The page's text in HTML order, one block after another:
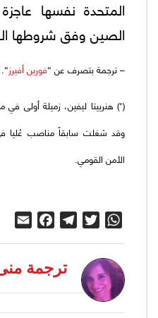
المتحدة نفسها
الصين وفق شروطها
– ترجمة بتصرف عن “فورين أفيرز“.
(*) هنرييتا ليفين، زميلة أولى في
وقد شغلت سابقاً مناصب عُليا في
الأمن القومي.
WhatsApp
Twitter
Telegram
ترجمة